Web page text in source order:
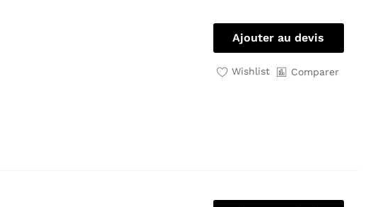
Ajouter au devis
Wishlist Comparer